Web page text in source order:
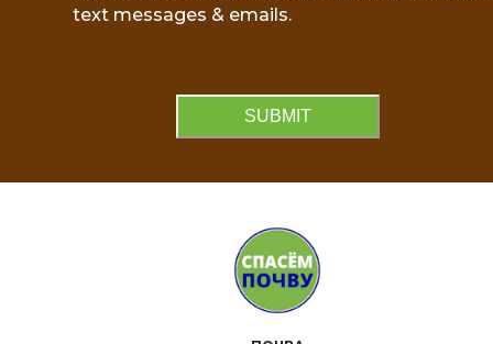
text messages & emails.
SUBMIT